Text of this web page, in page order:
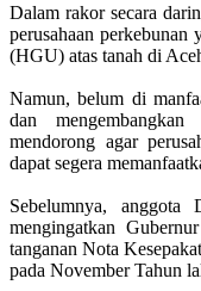
Dalam rakor secara
perusahaan
(HGU) atas tanah di
Namun, belum di
dan
mendorong agar
dapat segera
Sebelumnya,
mengingatkan
tanganan Nota
pada November Tahun